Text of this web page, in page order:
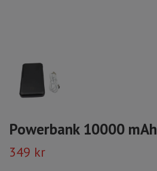
Powerbank 10000 mAh
349 kr